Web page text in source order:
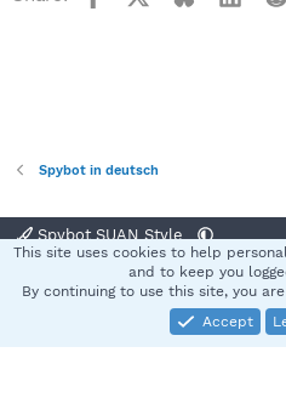
Spybot in deutsch
Spybot SUAN Style
Terms and rules
Community platform by XenForo® ©
This site uses cookies to help
and to keep you
By continuing to use this site, you
Accept